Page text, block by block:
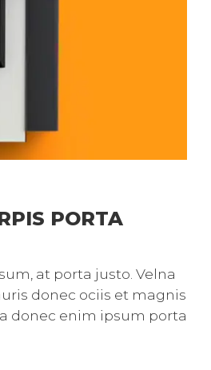
PORTA
at porta justo. Velna
donec ociis et magnis
donec enim ipsum porta